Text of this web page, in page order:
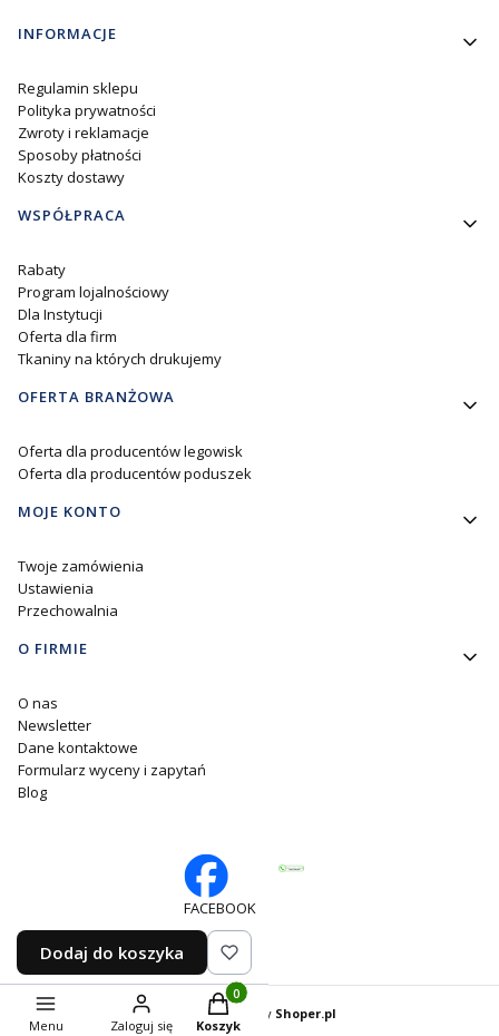
Linki w stopce
INFORMACJE
Regulamin sklepu
Polityka prywatności
Zwroty i reklamacje
Sposoby płatności
Koszty dostawy
WSPÓŁPRACA
Rabaty
Program lojalnościowy
Dla Instytucji
Oferta dla firm
Tkaniny na których drukujemy
OFERTA BRANŻOWA
Oferta dla producentów legowisk
Oferta dla producentów poduszek
MOJE KONTO
Twoje zamówienia
Ustawienia
Przechowalnia
O FIRMIE
O nas
Newsletter
Dane kontaktowe
Formularz wyceny i zapytań
Blog
FACEBOOK
Sklep internetowy Shoper.pl
Dodaj do koszyka
Menu Zaloguj się
Produkty w koszyku: 0. Zobacz
Koszyk